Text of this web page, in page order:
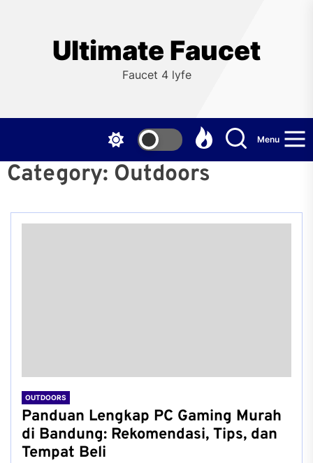
Ultimate Faucet
Faucet 4 lyfe
Menu
Category: Outdoors
OUTDOORS
Panduan Lengkap PC Gaming Murah
di Bandung: Rekomendasi, Tips, dan
Tempat Beli